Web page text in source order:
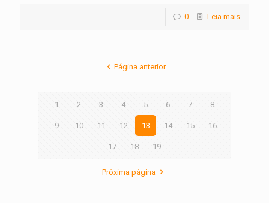
0 Leia mais
Página anterior
1 2 3 4 5 6 7 8
9 10 11 12 13 14 15 16
17 18 19
Próxima página